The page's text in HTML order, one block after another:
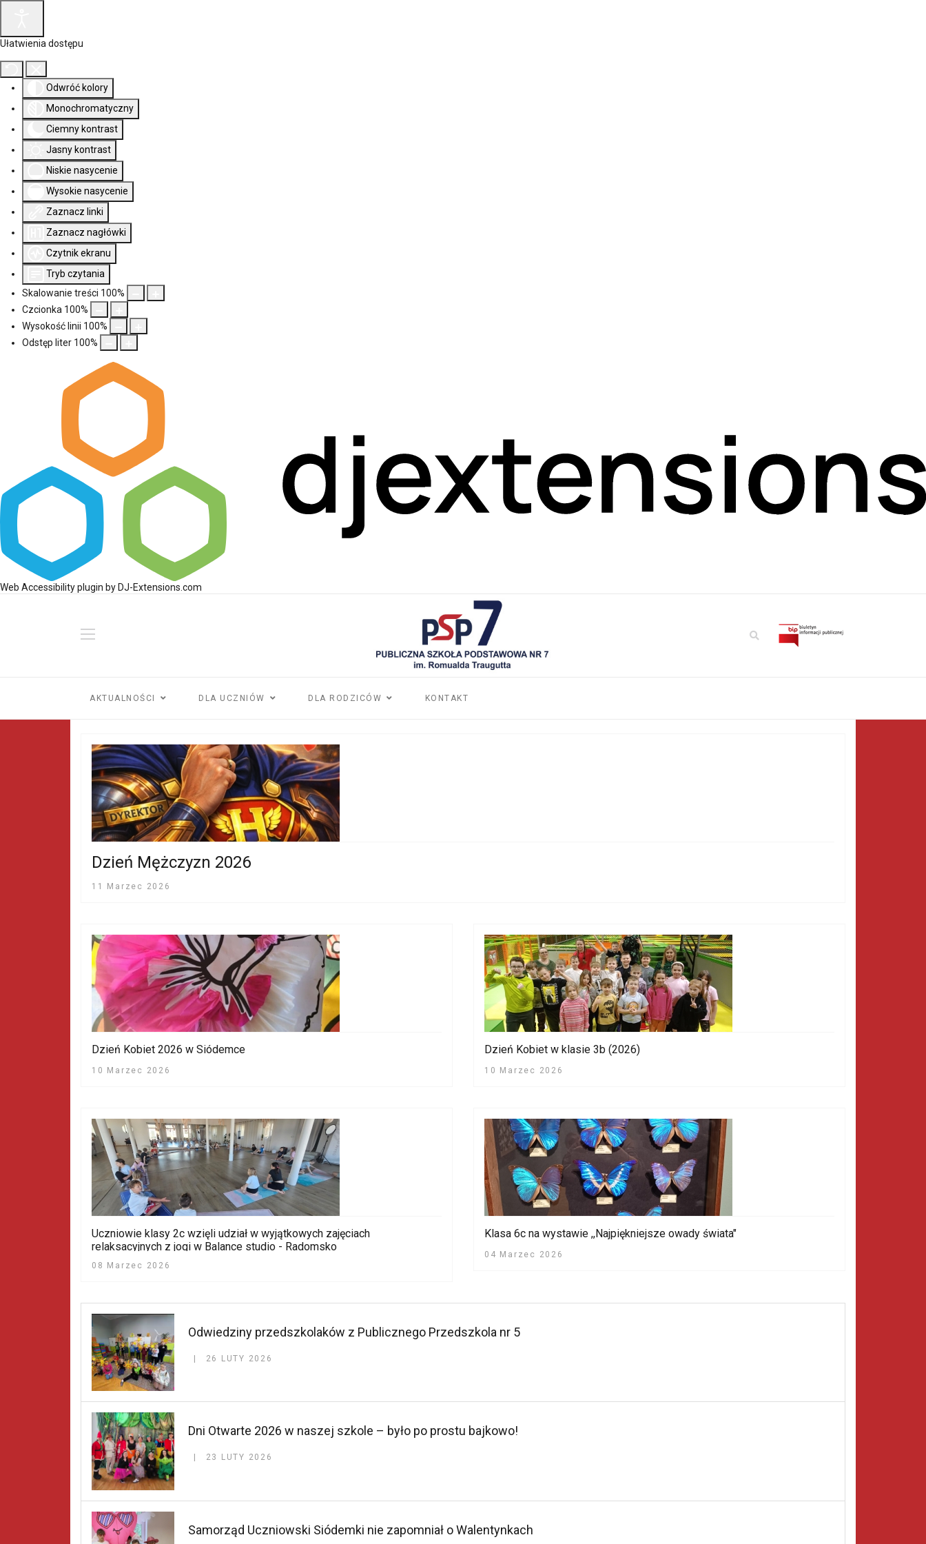
Ułatwienia dostępu
Odwróć kolory
Monochromatyczny
Ciemny kontrast
Jasny kontrast
Niskie nasycenie
Wysokie nasycenie
Zaznacz linki
Zaznacz nagłówki
Czytnik ekranu
Tryb czytania
Skalowanie treści 100%
Czcionka 100%
Wysokość linii 100%
Odstęp liter 100%
Web Accessibility plugin by DJ-Extensions.com
AKTUALNOŚCI DLA UCZNIÓW DLA RODZICÓW KONTAKT
Dzień Mężczyzn 2026
11 Marzec 2026
Dzień Kobiet 2026 w Siódemce
10 Marzec 2026
Dzień Kobiet w klasie 3b (2026)
10 Marzec 2026
Uczniowie klasy 2c wzięli udział w wyjątkowych zajęciach
relaksacyjnych z jogi w Balance studio - Radomsko
08 Marzec 2026
Klasa 6c na wystawie ,,Najpiękniejsze owady świata"
04 Marzec 2026
Odwiedziny przedszkolaków z Publicznego Przedszkola nr 5
26 LUTY 2026
Dni Otwarte 2026 w naszej szkole – było po prostu bajkowo!
23 LUTY 2026
Samorząd Uczniowski Siódemki nie zapomniał o Walentynkach